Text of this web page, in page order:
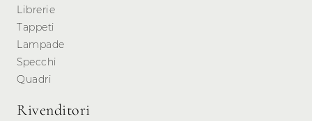
Librerie
Tappeti
Lampade
Specchi
Quadri
Rivenditori